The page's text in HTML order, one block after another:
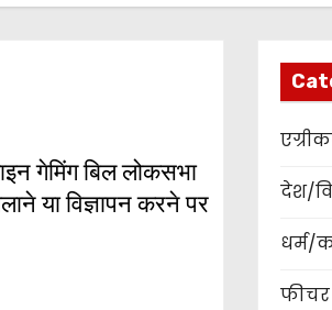
गेमिंग बिल लोकसभा
या विज्ञापन करने पर
देश/
धर्म/
फीचर